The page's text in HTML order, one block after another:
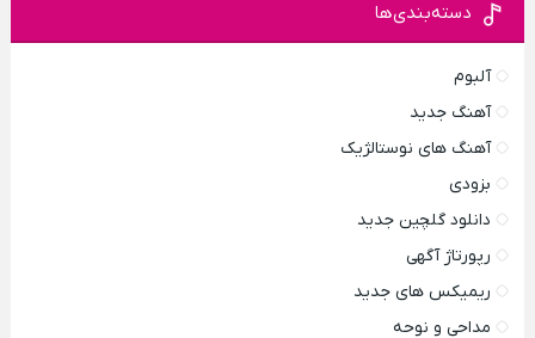
دسته‌بندی‌ها
آلبوم
آهنگ جدید
آهنگ های نوستالژیک
بزودی
دانلود گلچین جدید
رپورتاژ آگهی
ریمیکس های جدید
مداحی و نوحه